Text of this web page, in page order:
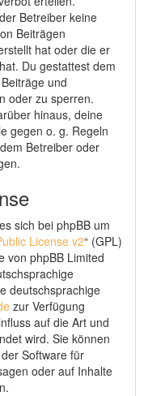
Betreiber keine
Beiträgen
hat oder die er
Du gestattest dem
und
oder zu sperren.
hinaus, deine
gegen o. g. Regeln
Betreiber oder
sich bei phpBB um
License v2“ (GPL)
von phpBB Limited
deutschsprachige
zur Verfügung
auf die Art und
wird. Sie können
Software für
oder auf Inhalte